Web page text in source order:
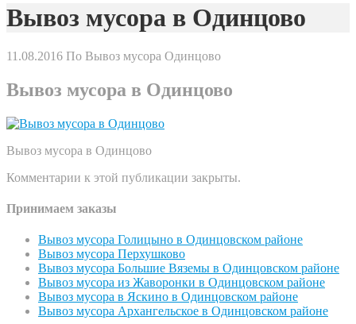
Вывоз мусора в Одинцово
11.08.2016 По Вывоз мусора Одинцово
Вывоз мусора в Одинцово
Вывоз мусора в Одинцово
Комментарии к этой публикации закрыты.
Принимаем заказы
Вывоз мусора Голицыно в Одинцовском районе
Вывоз мусора Перхушково
Вывоз мусора Большие Вяземы в Одинцовском районе
Вывоз мусора из Жаворонки в Одинцовском районе
Вывоз мусора в Яскино в Одинцовском районе
Вывоз мусора Архангельское в Одинцовском районе